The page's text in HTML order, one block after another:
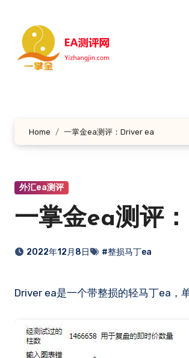
Home 一掌金ea测评：Driver ea
外汇ea测评
一掌金ea测评
2022年12月8日 #整损马丁ea
Driver ea是一个带整损的轻马丁ea，